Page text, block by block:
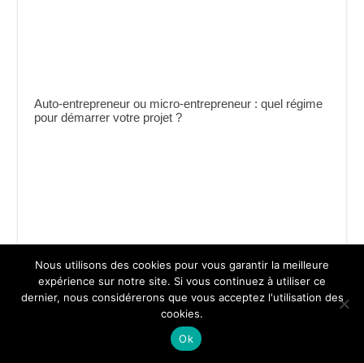
Auto-entrepreneur ou micro-entrepreneur : quel régime
pour démarrer votre projet ?
Comment arrêter mon auto entreprise ?
Nous utilisons des cookies pour vous garantir la meilleure
expérience sur notre site. Si vous continuez à utiliser ce
dernier, nous considérerons que vous acceptez l'utilisation des
cookies.
Ok